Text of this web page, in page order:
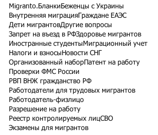
Migranto.Бланки Беженцы с Украины
Внутренняя миграция Граждане ЕАЭС
Дети мигрантовДругие вопросы
Запрет на въезд в РФЗдоровье мигрантов
Иностранные студенты Миграционный учет
Налоги и взносы Новости СНГ
Организованный набор Патент на работу
Проверки ФМС России
РВП ВНЖ гражданство РФ
Работодатели для трудовых мигрантов
Работодатель-физлицо
Разрешение на работу
Реестр контролируемых лицСВО
Экзамены для мигрантов